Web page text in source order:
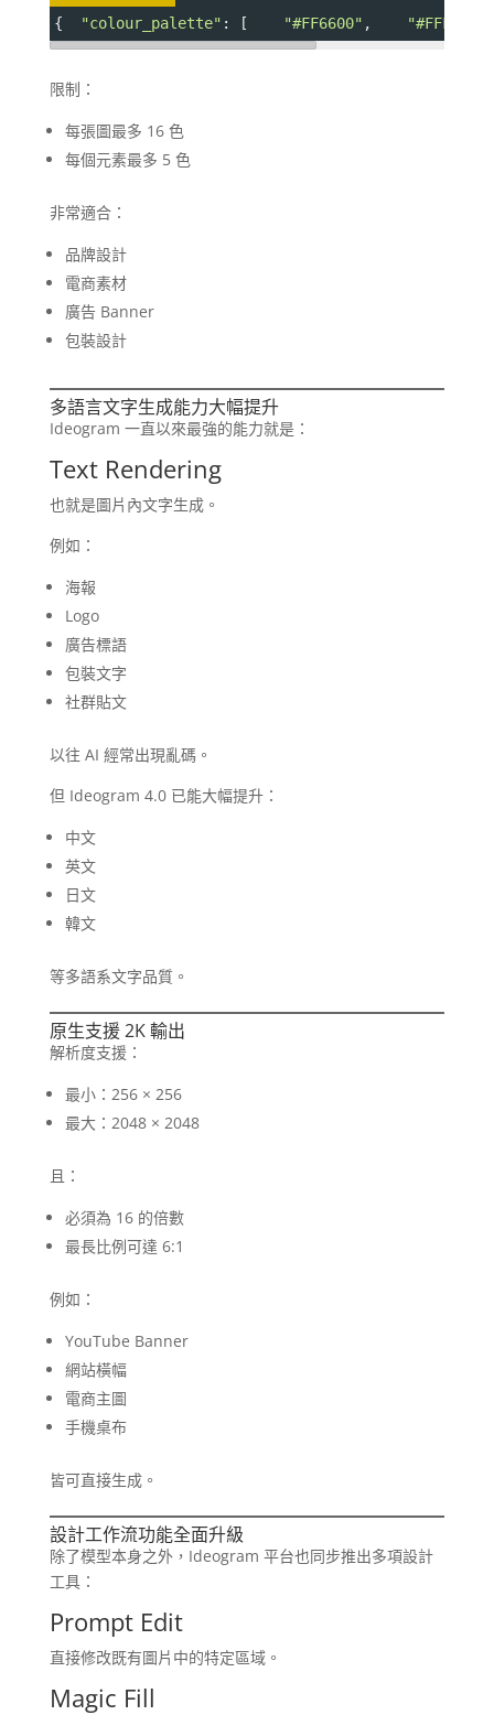
{ "colour_palette" : [ "#FF6600" , "#FFFFFF"
限制：
每張圖最多 16 色
每個元素最多 5 色
非常適合：
品牌設計
電商素材
廣告 Banner
包裝設計
多語言文字生成能力大幅提升
Ideogram 一直以來最強的能力就是：
Text Rendering
也就是圖片內文字生成。
例如：
海報
Logo
廣告標語
包裝文字
社群貼文
以往 AI 經常出現亂碼。
但 Ideogram 4.0 已能大幅提升：
中文
英文
日文
韓文
等多語系文字品質。
原生支援 2K 輸出
解析度支援：
最小：256 × 256
最大：2048 × 2048
且：
必須為 16 的倍數
最長比例可達 6:1
例如：
YouTube Banner
網站橫幅
電商主圖
手機桌布
皆可直接生成。
設計工作流功能全面升級
除了模型本身之外，Ideogram 平台也同步推出多項設計
工具：
Prompt Edit
直接修改既有圖片中的特定區域。
Magic Fill